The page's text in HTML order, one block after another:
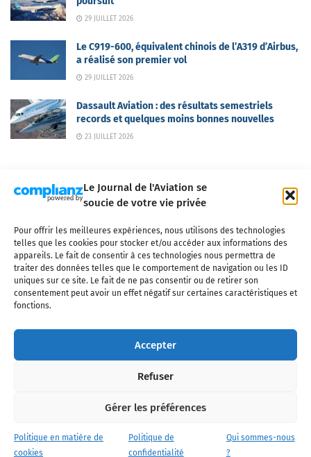
Le Journal de l'Aviation se
soucie de votre vie privée
Pour offrir les meilleures expériences, nous utilisons des technologies
telles que les cookies pour stocker et/ou accéder aux informations des
appareils. Le fait de consentir à ces technologies nous permettra de
traiter des données telles que le comportement de navigation ou les ID
uniques sur ce site. Le fait de ne pas consentir ou de retirer son
consentement peut avoir un effet négatif sur certaines caractéristiques et
fonctions.
Accepter
Refuser
Gérer les préférences
Politique en matière de
cookies
Politique de
confidentialité
Qui sommes-nous
?
29 JUILLET 2026
Le C919-600, équivalent chinois de l’A319 d’Airbus,
a réalisé son premier vol
29 JUILLET 2026
Dassault Aviation : des résultats semestriels
records et quelques moins bonnes nouvelles
23 JUILLET 2026
Qui sommes-nous ? Nous contacter
Partenaires
Mentions légales
CGV Politique de confidentialité Cookies
l'industrie aéronautique, l'aviation commerciale, l'aviation d'affaires, les
civils, l'aéronautique de défense et l'industrie spatiale. Toute reproduction,
interdite sans autorisation écrite spécifique du Journal de l’Aviation.